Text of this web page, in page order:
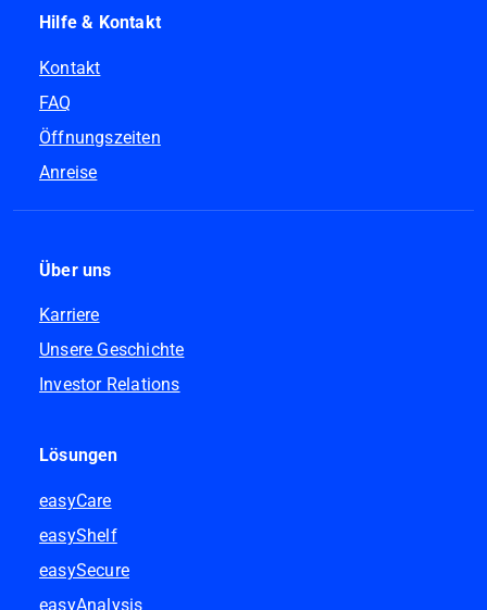
Hilfe & Kontakt
Kontakt
FAQ
Öffnungszeiten
Anreise
Über uns
Karriere
Unsere Geschichte
Investor Relations
Lösungen
easyCare
easyShelf
easySecure
easyAnalysis